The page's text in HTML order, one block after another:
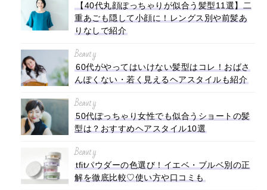
【40代丸顔ぽっちゃりが似合う髪型11選】二
重あごも隠して小顔に！レングス別や前髪あ
りなしで紹介
Beauty
60代がやってはいけない髪型はコレ！おばさ
んぽくない・若く見えるヘアスタイルも紹介
Beauty
50代ぽっちゃり女性でも似合うショートの髪
型は？おすすめヘアスタイル10選
Beauty
tfitパウダーの色選び！イエベ・ブルベ別の正
解を徹底比較♡使い方や口コミも